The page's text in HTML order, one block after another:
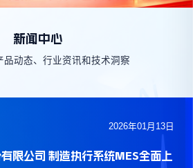
新闻中心
品动态、行业资讯和技术洞察
2026年01月13日
限公司 制造执行系统MES全面上